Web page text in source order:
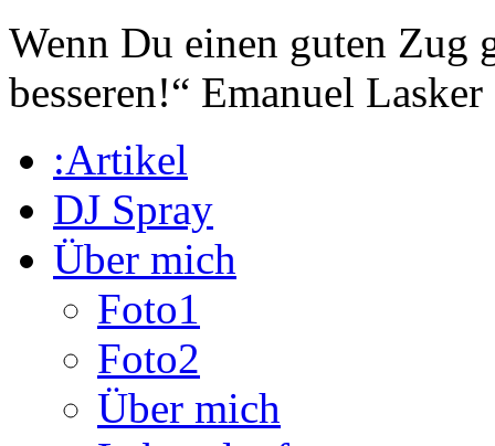
Wenn Du einen guten Zug
besseren!“ Emanuel Lasker
:Artikel
DJ Spray
Über mich
Foto1
Foto2
Über mich